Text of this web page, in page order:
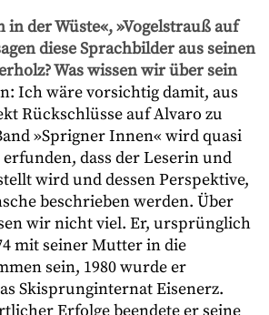
der Wüste«, »Vogelstrauß auf
diese Sprachbilder aus seinen
Was wissen wir über sein
Ich wäre vorsichtig damit, aus
Rückschlüsse auf Alvaro zu
»Sprigner Innen« wird quasi
dass der Leserin und
wird und dessen Perspektive,
beschrieben werden. Über
wir nicht viel. Er, ursprünglich
mit seiner Mutter in die
sein, 1980 wurde er
Skisprunginternat Eisenerz.